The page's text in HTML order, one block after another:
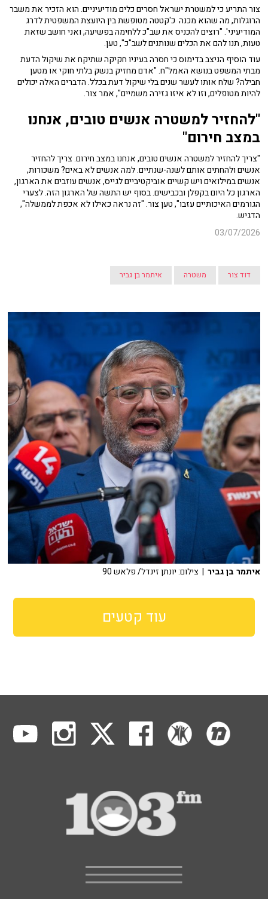
צור התריע כי למשטרת ישראל חסרים כלים מודיעיניים. הוא הזכיר את משבר
הרוגלות, מה שהוא מכנה כ'קטטה מטופשת בין היועצת המשפטית לדרג
המודיעיני'. "רוצים להכניס את שב"כ ללחימה בפשיעה, ואני חושב שזאת
טעות, תנו להם את הכלים שנותנים לשב"כ", טען.
עוד הוסיף הניצב בדימוס כי חסרה בעיניו חקיקה שתיקח את שיקול הדעת
מבתי המשפט בנושא האמל"ח. "אדם מחזיק בנשק בלתי חוקי או מטען
חבילה? שלח אותו לעשר שנים בלי שיקול דעת בכלל. הדברים האלה יכולים
להיות מטופלים, וזו לא איזו גזירה משמיים", אמר צור.
"להחזיר למשטרה אנשים טובים, אנחנו
במצב חירום"
"צריך להחזיר למשטרה אנשים טובים, אנחנו במצב חירום. צריך להחזיר
אנשים ולהחתים אותם לשנה-שנתיים. למה אנשים לא באים? משכורות,
אנשים במילואים ויש קשיים אוביקטיביים לגייס, אנשים עוזבים את הארגון,
הארגון כל היום בקפלן ובכבישים. בסוף יש התשה של הארגון הזה. לצערי
הגורמים האיכותיים עזבו", טען צור. "זה נראה כאילו לא אכפת לממשלה",
הדגיש.
03/07/2026
דוד צור משטרה איתמר בן גביר
איתמר בן גביר | צילום: יונתן זינדל/ פלאש 90
עוד קטעים